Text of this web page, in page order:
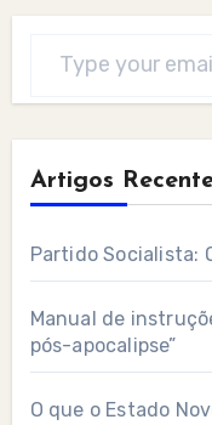
Artigos
Partido Socialista:
Manual de
pós-apocalipse”
O que o Estado